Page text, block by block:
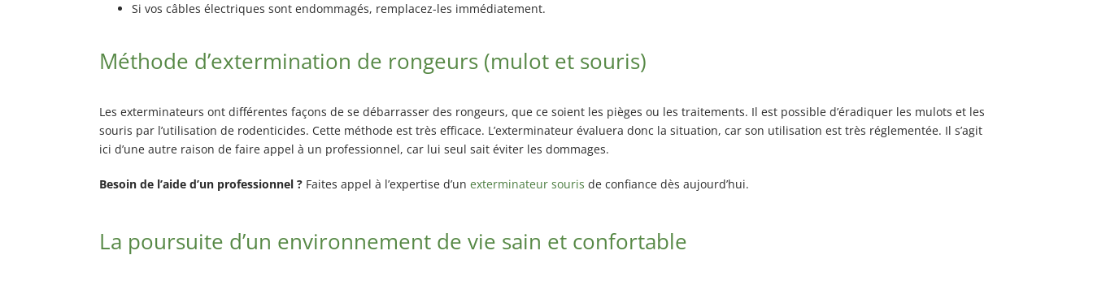
Si vos câbles électriques sont endommagés, remplacez-les immédiatement.
Méthode d’extermination de rongeurs (mulot et souris)
Les exterminateurs ont différentes façons de se débarrasser des rongeurs, que ce soient les pièges ou les traitements. Il est possible d’éradiquer les mulots et les
souris par l’utilisation de rodenticides. Cette méthode est très efficace. L’exterminateur évaluera donc la situation, car son utilisation est très réglementée. Il s’agit
ici d’une autre raison de faire appel à un professionnel, car lui seul sait éviter les dommages.
Besoin de l’aide d’un professionnel ? Faites appel à l’expertise d’un exterminateur souris de confiance dès aujourd’hui.
La poursuite d’un environnement de vie sain et confortable